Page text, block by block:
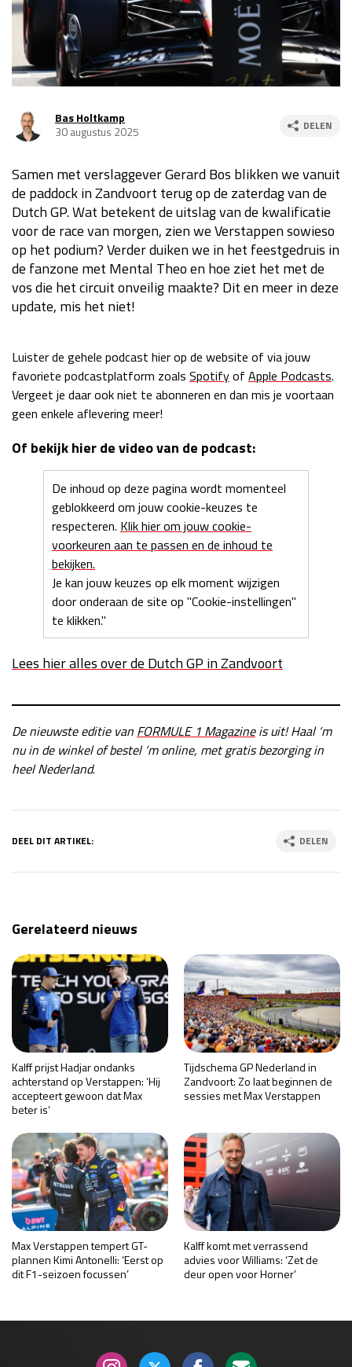
za 13:00 - 15:00
GP VERENIGDE STATEN 2026 23 - 25 okt
Race
zo 21:00 - 23:00
GP MEXICO 2026 30 okt - 01 nov
Kwalificatie
za 22:00 - 23:00
Race
zo 21:00 - 23:00
GP SÃO PAULO 2026 06 - 08 nov
Kwalificatie
za 19:00 - 20:00
Race
zo 18:00 - 20:00
Kwalificatie
za 05:00 - 06:00
GP QATAR 2026
Kwalificatie
za 19:00 - 20:00
Race
GP ABU DHABI 2026 04 - 06 dec
Race
zo 14:00 - 16:00
Bas Holtkamp
30 augustus 2025
DELEN
Samen met verslaggever Gerard Bos blikken we vanuit
de paddock in Zandvoort terug op de zaterdag van de
Dutch GP. Wat betekent de uitslag van de kwalificatie
voor de race van morgen, zien we Verstappen sowieso
op het podium? Verder duiken we in het feestgedruis in
de fanzone met Mental Theo en hoe ziet het met de
vos die het circuit onveilig maakte? Dit en meer in deze
update, mis het niet!
Luister de gehele podcast hier op de website of via jouw
favoriete podcastplatform zoals Spotifyof Apple Podcasts.
Vergeet je daar ook niet te abonneren en dan mis je voortaan
geen enkele aflevering meer!
Of bekijk hier de video van de podcast:
De inhoud op deze pagina wordt momenteel
geblokkeerd om jouw cookie-keuzes te
respecteren. Klik hier om jouw cookie-
voorkeuren aan te passen en de inhoud te
bekijken.
Je kan jouw keuzes op elk moment wijzigen
door onderaan de site op "Cookie-instellingen"
te klikken."
Lees hier alles over de Dutch GP in Zandvoort
De nieuwste editie van FORMULE 1 Magazineis uit! Haal ‘m
nu in de winkel of bestel ‘m online, met gratis bezorging in
heel Nederland.
DEEL DIT ARTIKEL: DELEN
Gerelateerd nieuws
Kalff prijst Hadjar ondanks
achterstand op Verstappen: ‘Hij
accepteert gewoon dat Max
beter is’
Tijdschema GP Nederland in
Zandvoort: Zo laat beginnen de
sessies met Max Verstappen
Max Verstappen tempert GT-
plannen Kimi Antonelli: ‘Eerst op
dit F1-seizoen focussen’
Kalff komt met verrassend
advies voor Williams: ‘Zet de
deur open voor Horner’